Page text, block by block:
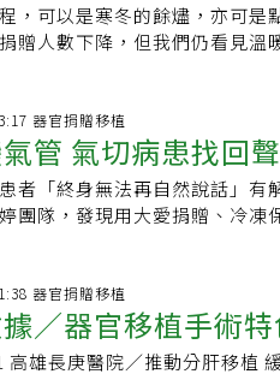
大愛
，可以是寒冬的餘燼，亦可是
贈人數下降，但我們仍看見溫
每一次捐贈，都是英雄們用生
器官捐贈移植
管 氣切病患找回
者「終身無法再自然說話」有
團隊，發現用大愛捐贈、冷凍
器官捐贈移植
／器官移植手術